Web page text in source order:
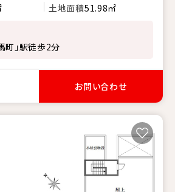
土地面積51.98㎡
」駅徒歩2分
お問い合わせ